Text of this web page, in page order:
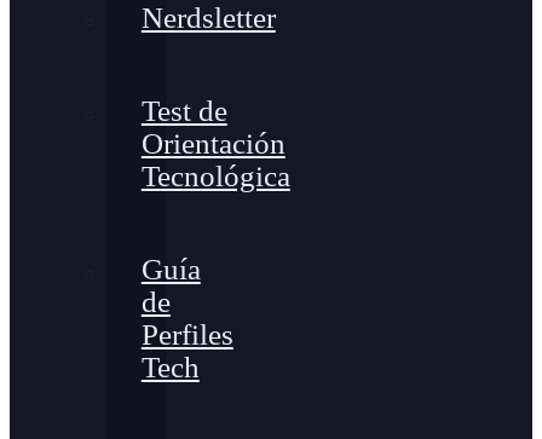
Nerdsletter
Test de
Orientación
Tecnológica
Guía
de
Perfiles
Tech